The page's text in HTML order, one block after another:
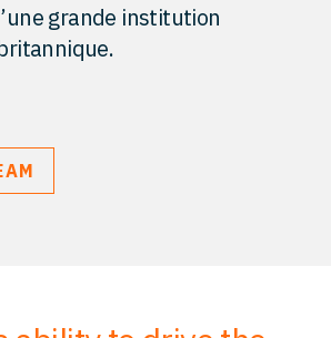
grande institution